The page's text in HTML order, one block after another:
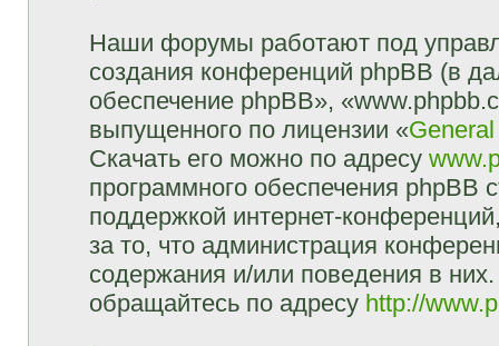
Наши форумы работают под
создания конференций phpBB (в
обеспечение phpBB»,
выпущенного по лицензии «
Скачать его можно по адресу
программного обеспечения phpBB
поддержкой интернет-
за то, что администрация
содержания и/или поведения в
обращайтесь по адресу http://